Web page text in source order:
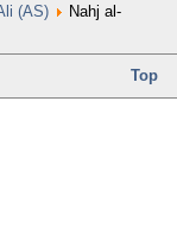
(AS)
Nahj al-
Top